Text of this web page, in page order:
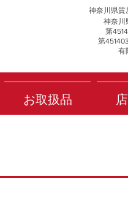
神奈川県質
神奈川
第
第
有
お取扱品